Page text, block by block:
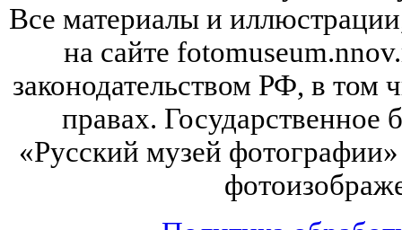
Все материалы и
на сайте
законодательством РФ, в том
правах.
«Русский музей